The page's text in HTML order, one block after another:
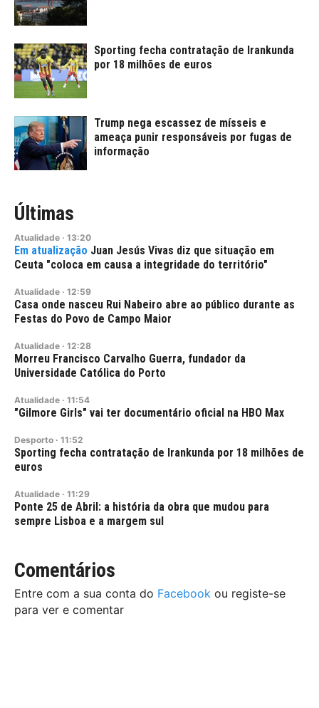
Sporting fecha contratação de Irankunda
por 18 milhões de euros
Trump nega escassez de mísseis e
ameaça punir responsáveis por fugas de
informação
Últimas
Atualidade · 13:20
Juan Jesús Vivas diz que situação em
Ceuta "coloca em causa a integridade do território"
Atualidade · 12:59
Casa onde nasceu Rui Nabeiro abre ao público durante as
Festas do Povo de Campo Maior
Atualidade · 12:28
Morreu Francisco Carvalho Guerra, fundador da
Universidade Católica do Porto
Atualidade · 11:54
"Gilmore Girls" vai ter documentário oficial na HBO Max
Desporto · 11:52
Sporting fecha contratação de Irankunda por 18 milhões de
euros
Atualidade · 11:29
Ponte 25 de Abril: a história da obra que mudou para
sempre Lisboa e a margem sul
Comentários
Entre com a sua conta do Facebook ou registe-se
para ver e comentar